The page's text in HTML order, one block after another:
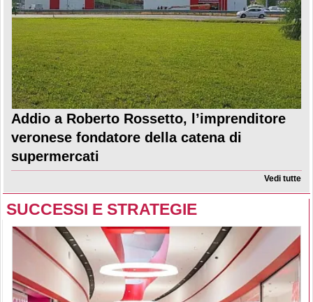
Addio a Roberto Rossetto, l’imprenditore
veronese fondatore della catena di
supermercati
Vedi tutte
SUCCESSI E STRATEGIE